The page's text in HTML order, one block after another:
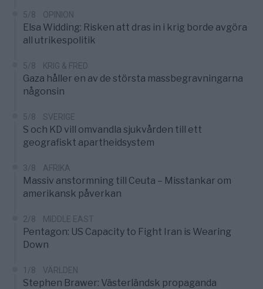
5/8 OPINION
Elsa Widding: Risken att dras in i krig borde avgöra
all utrikespolitik
5/8 KRIG & FRED
Gaza håller en av de största massbegravningarna
någonsin
5/8 SVERIGE
S och KD vill omvandla sjukvården till ett
geografiskt apartheidsystem
3/8 AFRIKA
Massiv anstormning till Ceuta – Misstankar om
amerikansk påverkan
2/8 MIDDLE EAST
Pentagon: US Capacity to Fight Iran is Wearing
Down
1/8 VÄRLDEN
Stephen Brawer: Västerländsk propaganda